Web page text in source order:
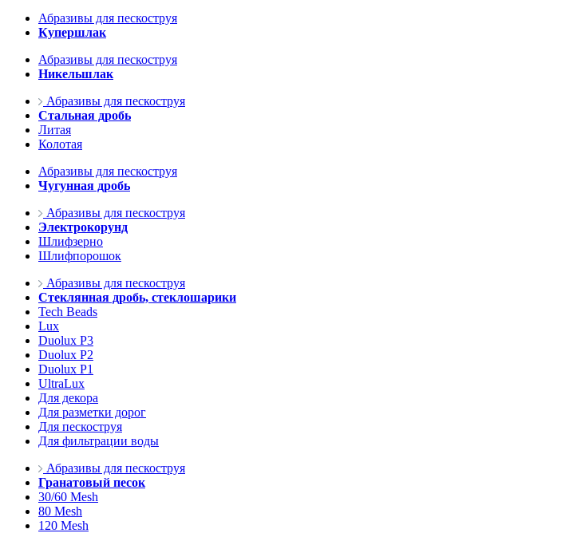
Абразивы для пескоструя
Купершлак
Абразивы для пескоструя
Никельшлак
Абразивы для пескоструя
Стальная дробь
Литая
Колотая
Абразивы для пескоструя
Чугунная дробь
Абразивы для пескоструя
Электрокорунд
Шлифзерно
Шлифпорошок
Абразивы для пескоструя
Стеклянная дробь, стеклошарики
Tech Beads
Lux
Duolux P3
Duolux P2
Duolux P1
UltraLux
Для декора
Для разметки дорог
Для пескоструя
Для фильтрации воды
Абразивы для пескоструя
Гранатовый песок
30/60 Mesh
80 Mesh
120 Mesh